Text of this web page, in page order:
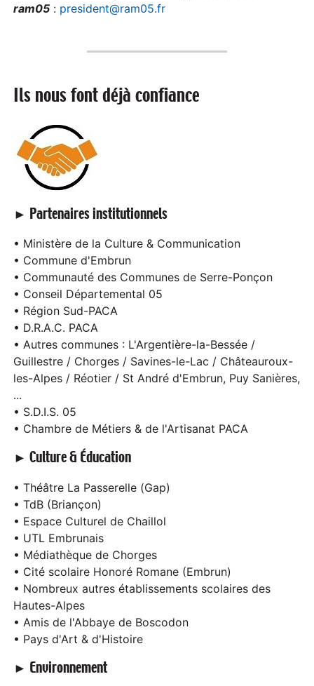
ram05 : president@ram05.fr
Ils nous font déjà confiance
► Partenaires institutionnels
• Ministère de la Culture & Communication
• Commune d'Embrun
• Communauté des Communes de Serre-Ponçon
• Conseil Départemental 05
• Région Sud-PACA
• D.R.A.C. PACA
• Autres communes : L'Argentière-la-Bessée /
Guillestre / Chorges / Savines-le-Lac / Châteauroux-
les-Alpes / Réotier / St André d'Embrun, Puy Sanières,
...
• S.D.I.S. 05
• Chambre de Métiers & de l'Artisanat PACA
► Culture & Éducation
• Théâtre La Passerelle (Gap)
• TdB (Briançon)
• Espace Culturel de Chaillol
• UTL Embrunais
• Médiathèque de Chorges
• Cité scolaire Honoré Romane (Embrun)
• Nombreux autres établissements scolaires des
Hautes-Alpes
• Amis de l'Abbaye de Boscodon
• Pays d'Art & d'Histoire
► Environnement